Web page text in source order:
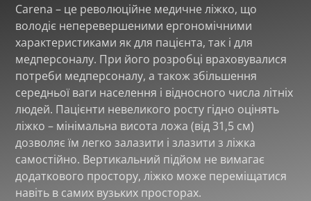
Carena – це революційне медичне ліжко, що
володіє неперевершеними ергономічними
характеристиками як для пацієнта, так і для
медперсоналу. При його розробці враховувалися
потреби медперсоналу, а також збільшення
середньої ваги населення і відносного числа літніх
людей. Пацієнти невеликого росту гідно оцінять
ліжко – мінімальна висота ложа (від 31,5 см)
дозволяє їм легко залазити і злазити з ліжка
самостійно. Вертикальний підйом не вимагає
додаткового простору, ліжко може переміщатися
навіть в самих вузьких просторах.